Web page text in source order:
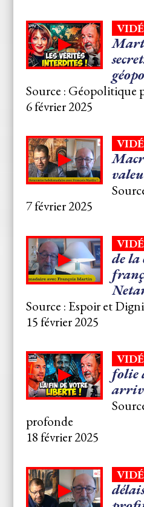
Source : Géopolitique
6 février 2025
7 février 2025
de la
Source : Espoir et
15 février 2025
folie
profonde
18 février 2025